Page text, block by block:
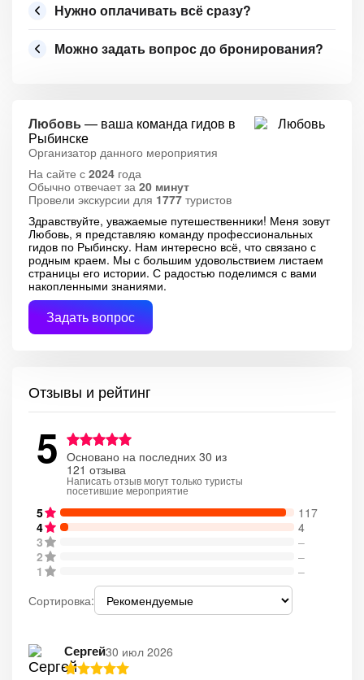
Нужно оплачивать всё сразу?
Можно задать вопрос до бронирования?
Любовь— ваша команда гидов в
Рыбинске
Организатор данного мероприятия
На сайте с 2024 года
Обычно отвечает за 20 минут
Провели экскурсии для 1777 туристов
Здравствуйте, уважаемые путешественники! Меня зовут
Любовь, я представляю команду профессиональных
гидов по Рыбинску. Нам интересно всё, что связано с
родным краем. Мы с большим удовольствием листаем
страницы его истории. С радостью поделимся с вами
накопленными знаниями.
Задать вопрос
Отзывы и рейтинг
5 Основано на последних 30 из
121 отзыва
Написать отзыв могут только туристы
посетившие мероприятие
5
117
4
4
3
–
2
–
1
–
Сортировка:
Сергей30 июл 2026